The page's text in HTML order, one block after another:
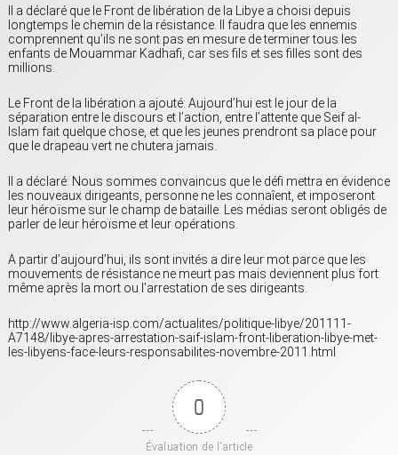
Il a déclaré que le Front de libération de la Libye a choisi depuis
longtemps le chemin de la résistance. Il faudra que les ennemis
comprennent qu’ils ne sont pas en mesure de terminer tous les
enfants de Mouammar Kadhafi, car ses fils et ses filles sont des
millions.
Le Front de la libération a ajouté: Aujourd’hui est le jour de la
séparation entre le discours et l’action, entre l’attente que Seif al-
Islam fait quelque chose, et que les jeunes prendront sa place pour
que le drapeau vert ne chutera jamais.
Il a déclaré: Nous sommes convaincus que le défi mettra en évidence
les nouveaux dirigeants, personne ne les connaîent, et imposeront
leur héroïsme sur le champ de bataille. Les médias seront obligés de
parler de leur héroïsme et leur opérations.
A partir d’aujourd’hui, ils sont invités a dire leur mot parce que les
mouvements de résistance ne meurt pas mais deviennent plus fort
même après la mort ou l’arrestation de ses dirigeants.
http://www.algeria-isp.com/actualites/politique-libye/201111-
A7148/libye-apres-arrestation-saif-islam-front-liberation-libye-met-
les-libyens-face-leurs-responsabilites-novembre-2011.html
0
Évaluation de l'article